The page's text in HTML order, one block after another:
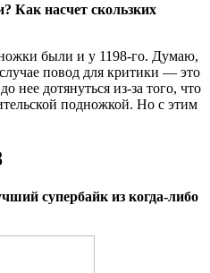
Как насчет скользких
были и у 1198-го. Думаю,
повод для критики — это
нее дотянуться из-за того, что
подножкой. Но с этим
супербайк из когда-либо